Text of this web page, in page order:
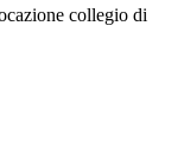
collegio di